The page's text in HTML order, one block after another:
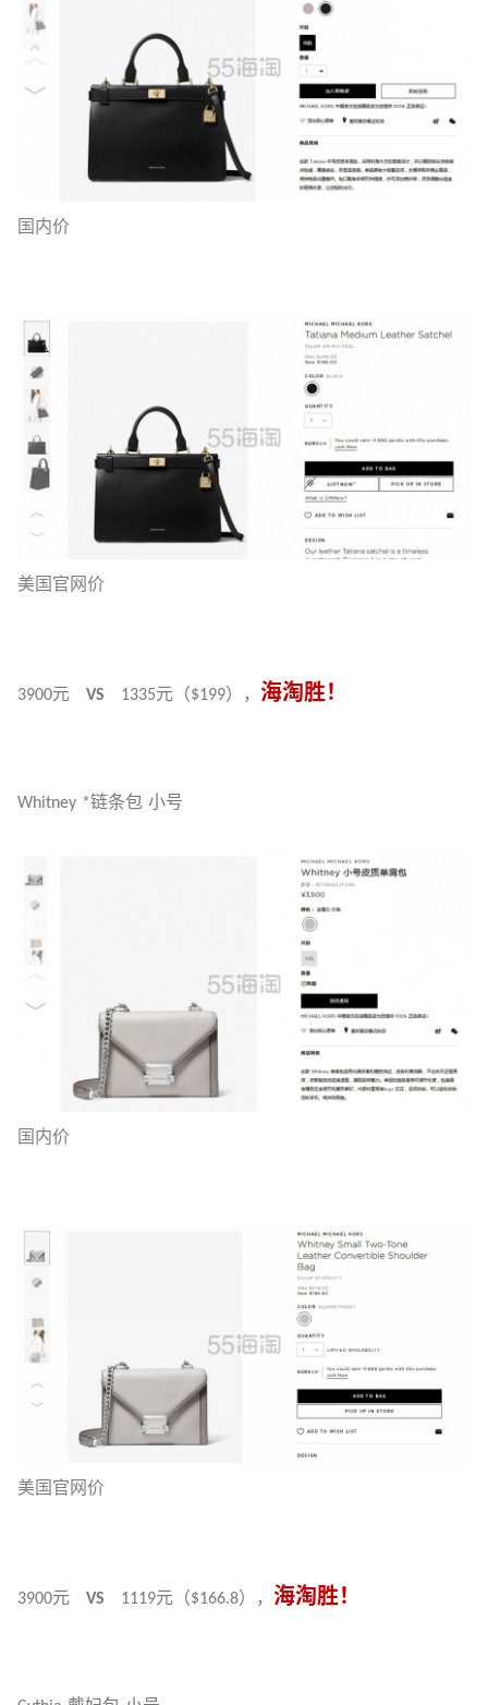
国内价
美国官网价
3900元 VS 1335元（$199）， 海淘胜！
Whitney *链条包 小号
国内价
美国官网价
3900元 VS 1119元（$166.8）， 海淘胜！